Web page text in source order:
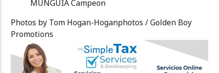
MUNGUIA Campeon
Photos by Tom Hogan-Hoganphotos / Golden Boy
Promotions